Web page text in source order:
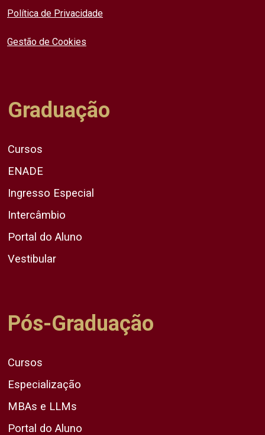
Política de Privacidade
Gestão de Cookies
Graduação
Cursos
ENADE
Ingresso Especial
Intercâmbio
Portal do Aluno
Vestibular
Pós-Graduação
Cursos
Especialização
MBAs e LLMs
Portal do Aluno